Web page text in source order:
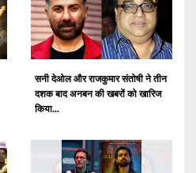
सनी देओल और राजकुमार संतोषी ने तीन
दशक बाद अनबन की खबरों को खारिज
किया...